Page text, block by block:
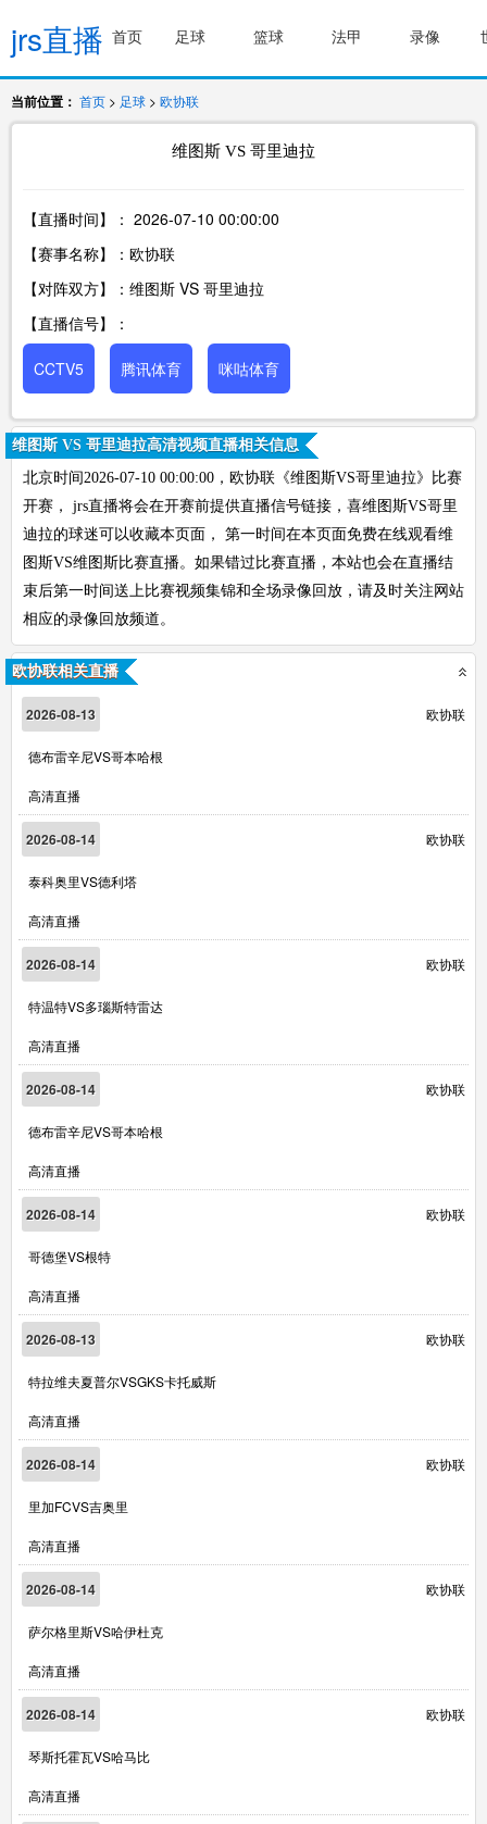
jrs直播 首页 足球 篮球 法甲 录像
当前位置： 首页 > 足球 > 欧协联
维图斯 VS 哥里迪拉
【直播时间】： 2026-07-10 00:00:00
【赛事名称】：欧协联
【对阵双方】：维图斯 VS 哥里迪拉
【直播信号】：
CCTV5 腾讯体育 咪咕体育
维图斯 VS 哥里迪拉高清视频直播相关信息
北京时间2026-07-10 00:00:00，欧协联《维图斯VS哥里迪拉》比赛
开赛， jrs直播将会在开赛前提供直播信号链接，喜维图斯VS哥里
迪拉的球迷可以收藏本页面， 第一时间在本页面免费在线观看维
图斯VS维图斯比赛直播。如果错过比赛直播，本站也会在直播结
束后第一时间送上比赛视频集锦和全场录像回放，请及时关注网站
相应的录像回放频道。
欧协联相关直播
2026-08-13 欧协联
德布雷辛尼VS哥本哈根
高清直播
2026-08-14 欧协联
泰科奥里VS德利塔
高清直播
2026-08-14 欧协联
特温特VS多瑙斯特雷达
高清直播
2026-08-14 欧协联
德布雷辛尼VS哥本哈根
高清直播
2026-08-14 欧协联
哥德堡VS根特
高清直播
2026-08-13 欧协联
特拉维夫夏普尔VSGKS卡托威斯
高清直播
2026-08-14 欧协联
里加FCVS吉奥里
高清直播
2026-08-14 欧协联
萨尔格里斯VS哈伊杜克
高清直播
2026-08-14 欧协联
琴斯托霍瓦VS哈马比
高清直播